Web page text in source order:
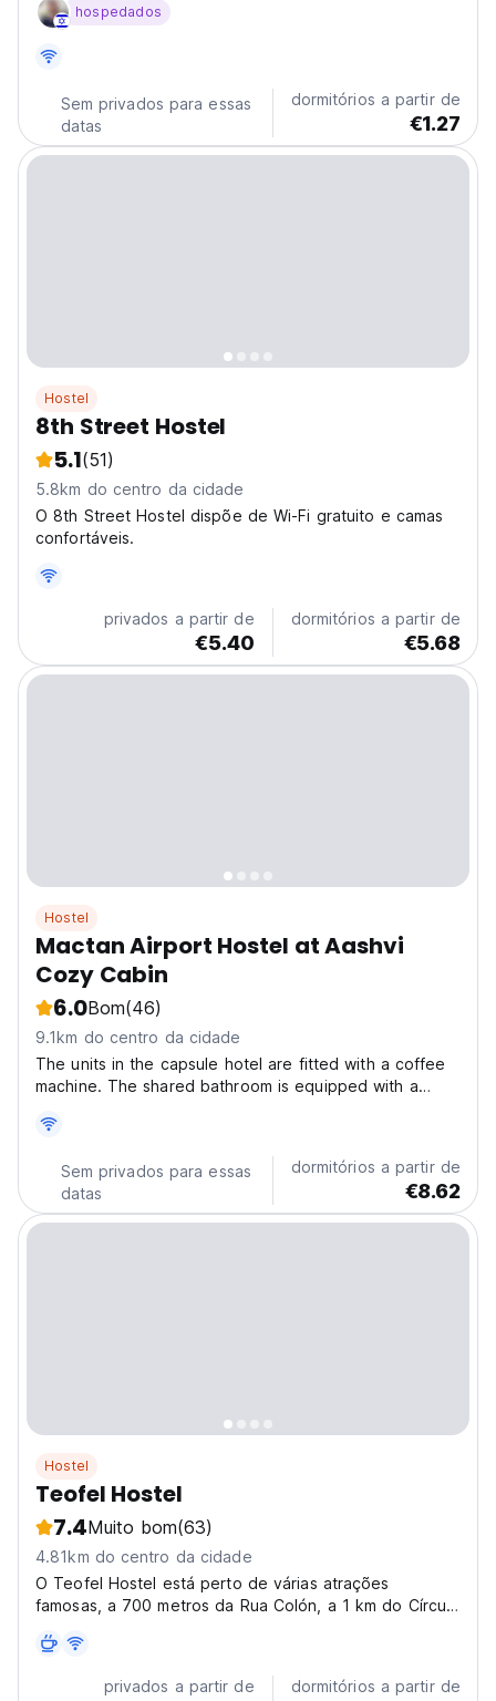
cidade de Cebu!!!
hospedados
Sem privados para essas
datas
dormitórios a partir de
€1.27
Hostel
8th Street Hostel
5.1(51)
5.8km do centro da cidade
O 8th Street Hostel dispõe de Wi-Fi gratuito e camas
confortáveis.
privados a partir de
€5.40
dormitórios a partir de
€5.68
Hostel
Mactan Airport Hostel at Aashvi
Cozy Cabin
6.0Bom(46)
9.1km do centro da cidade
The units in the capsule hotel are fitted with a coffee
machine. The shared bathroom is equipped with a
Cabin Hostel near Mactan Airport all rooms are
equipped with bed linen and towels. BusCebu North...
Sem privados para essas
datas
dormitórios a partir de
€8.62
Hostel
Teofel Hostel
7.4Muito bom(63)
4.81km do centro da cidade
O Teofel Hostel está perto de várias atrações
famosas, a 700 metros da Rua Colón, a 1 km do Círculo
Magalhães.
privados a partir de
dormitórios a partir de